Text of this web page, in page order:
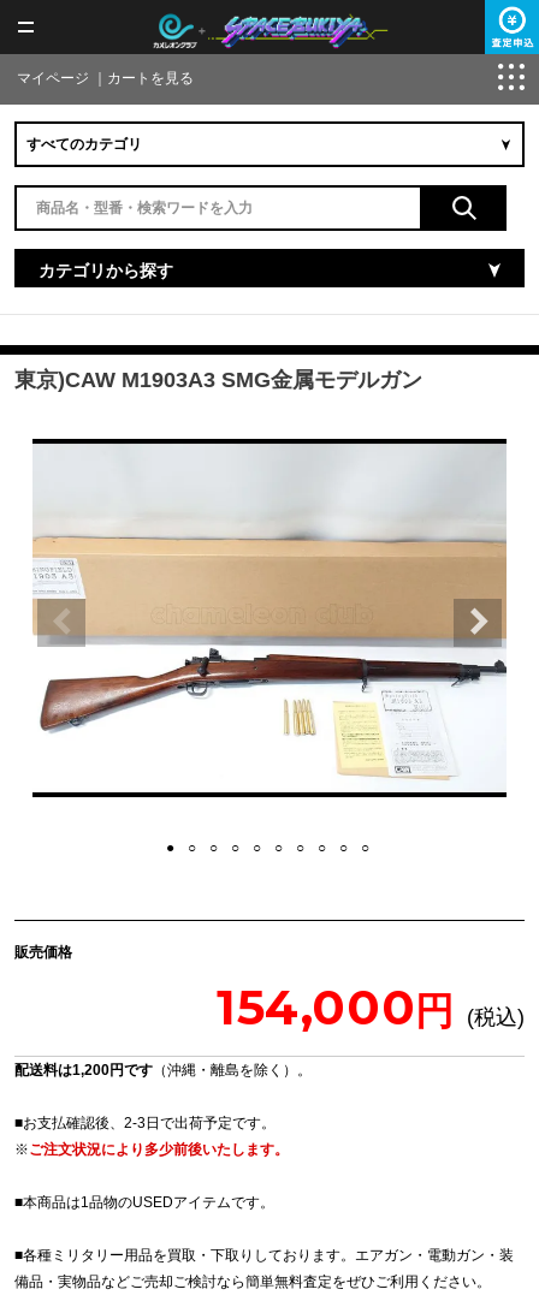
マイページ カートを見る
カテゴリから探す
東京)CAW M1903A3 SMG金属モデルガン
販売価格
154,000
配送料は1,200円です （沖縄・離島を除く）。
■お支払確認後、2-3日で出荷予定です。
※ご注文状況により多少前後いたします。
■本商品は1品物のUSEDアイテムです。
■各種ミリタリー用品を買取・下取りしております。エアガン・電動ガン・装
備品・実物品などご売却ご検討なら簡単無料査定をぜひご利用ください。